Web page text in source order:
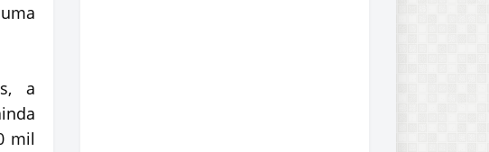
a
mil